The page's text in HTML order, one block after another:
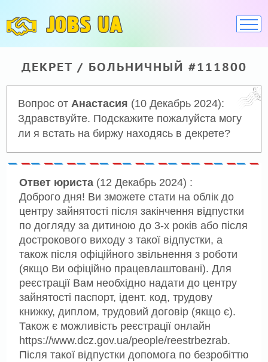
JOBS UA
ДЕКРЕТ / БОЛЬНИЧНЫЙ #111800
Вопрос от Анастасия (10 Декабрь 2024):
Здравствуйте. Подскажите пожалуйста могу
ли я встать на биржу находясь в декрете?
Ответ юриста(12 Декабрь 2024) :
Доброго дня! Ви зможете стати на облік до
центру зайнятості після закінчення відпустки
по догляду за дитиною до 3-х років або після
дострокового виходу з такої відпустки, а
також після офіційного звільнення з роботи
(якщо Ви офіційно працевлаштовані). Для
реєстрації Вам необхідно надати до центру
зайнятості паспорт, ідент. код, трудову
книжку, диплом, трудовий договір (якщо є).
Також є можливість реєстрації онлайн
https://www.dcz.gov.ua/people/reestrbezrab.
Після такої відпустки допомога по безробіттю